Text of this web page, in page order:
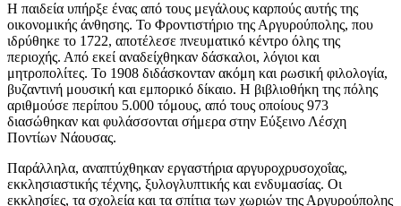
Η παιδεία υπήρξε ένας από τους μεγάλους καρπούς αυτής της
οικονομικής άνθησης. Το Φροντιστήριο της Αργυρούπολης, που
ιδρύθηκε το 1722, αποτέλεσε πνευματικό κέντρο όλης της
περιοχής. Από εκεί αναδείχθηκαν δάσκαλοι, λόγιοι και
μητροπολίτες. Το 1908 διδάσκονταν ακόμη και ρωσική φιλολογία,
βυζαντινή μουσική και εμπορικό δίκαιο. Η βιβλιοθήκη της πόλης
αριθμούσε περίπου 5.000 τόμους, από τους οποίους 973
διασώθηκαν και φυλάσσονται σήμερα στην Εύξεινο Λέσχη
Ποντίων Νάουσας.
Παράλληλα, αναπτύχθηκαν εργαστήρια αργυροχρυσοχοΐας,
εκκλησιαστικής τέχνης, ξυλογλυπτικής και ενδυμασίας. Οι
εκκλησίες, τα σχολεία και τα σπίτια των χωριών της Αργυρούπολης